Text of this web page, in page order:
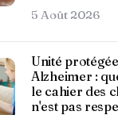
5 Août 2026
Unité protégée
Alzheimer :
le cahier des
n'est pas